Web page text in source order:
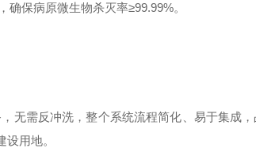
保病原微生物杀灭率≥99.99%。
无需反冲洗，整个系统流程简化、易于集成
用地。